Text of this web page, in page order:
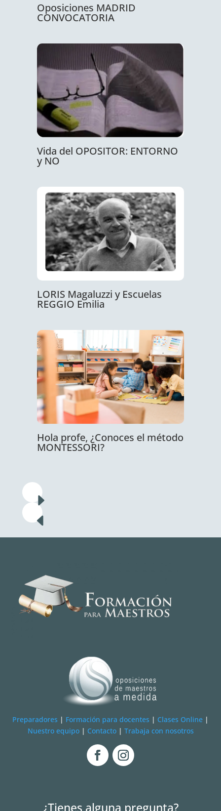
Oposiciones MADRID
CONVOCATORIA
Vida del OPOSITOR: ENTORNO
y NO
LORIS Magaluzzi y Escuelas
REGGIO Emilia
Hola profe, ¿Conoces el método
MONTESSORI?
Preparadores | Formación para docentes | Clases Online |
Nuestro equipo| Contacto| Trabaja con nosotros
¿Tienes alguna pregunta?